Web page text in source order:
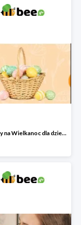
Prezenty na Wielkanoc dla dzieci 2022 - upominki od Zajączka